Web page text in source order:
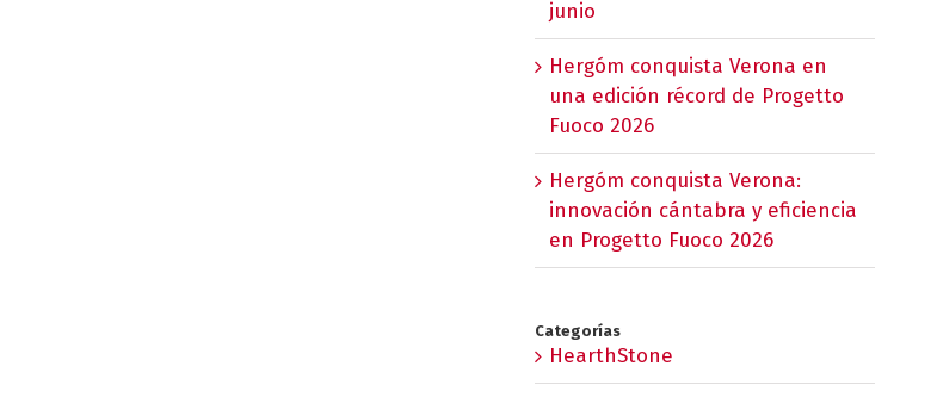
junio
Hergóm conquista Verona en
una edición récord de Progetto
Fuoco 2026
Hergóm conquista Verona:
innovación cántabra y eficiencia
en Progetto Fuoco 2026
Categorías
HearthStone